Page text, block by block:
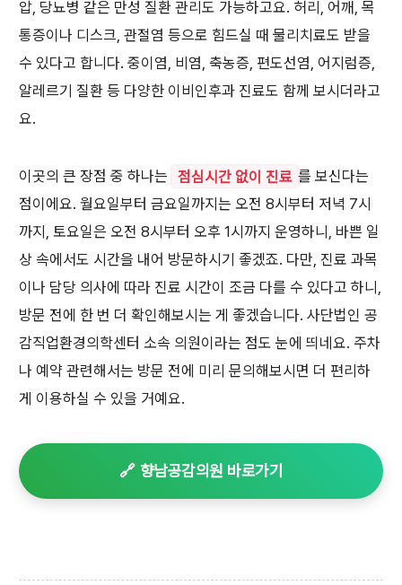
압, 당뇨병 같은 만성 질환 관리도 가능하고요. 허리, 어깨, 목
통증이나 디스크, 관절염 등으로 힘드실 때 물리치료도 받을
수 있다고 합니다. 중이염, 비염, 축농증, 편도선염, 어지럼증,
알레르기 질환 등 다양한 이비인후과 진료도 함께 보시더라고
요.
이곳의 큰 장점 중 하나는 점심시간 없이 진료 를 보신다는
점이에요. 월요일부터 금요일까지는 오전 8시부터 저녁 7시
까지, 토요일은 오전 8시부터 오후 1시까지 운영하니, 바쁜 일
상 속에서도 시간을 내어 방문하시기 좋겠죠. 다만, 진료 과목
이나 담당 의사에 따라 진료 시간이 조금 다를 수 있다고 하니,
방문 전에 한 번 더 확인해보시는 게 좋겠습니다. 사단법인 공
감직업환경의학센터 소속 의원이라는 점도 눈에 띄네요. 주차
나 예약 관련해서는 방문 전에 미리 문의해보시면 더 편리하
게 이용하실 수 있을 거예요.
🔗 향남공감의원 바로가기